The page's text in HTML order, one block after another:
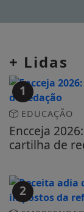
+ Lidas
1
EDUCAÇÃO
Encceja
cartilha de
2